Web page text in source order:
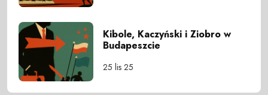
Kibole, Kaczyński i Ziobro w
Budapeszcie
25 lis 25